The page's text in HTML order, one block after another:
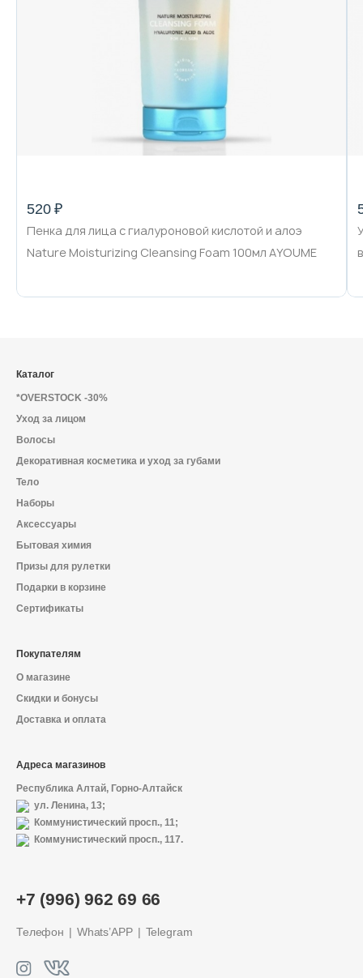
Политика конфиденциальности
520 ₽
Пенка для лица с гиалуроновой кислотой и алоэ
Nature Moisturizing Cleansing Foam 100мл AYOUME
+7 (996) 962 69 66
Телефон Whats’APP Telegram
Каталог
*OVERSTOCK -30%
Уход за лицом
Волосы
Декоративная косметика и уход за губами
Тело
Наборы
Аксессуары
Бытовая химия
Призы для рулетки
Подарки в корзине
Сертификаты
Покупателям
О магазине
Скидки и бонусы
Доставка и оплата
Адреса магазинов
Республика Алтай, Горно-Алтайск
ул. Ленина, 13;
Коммунистический просп., 11;
Коммунистический просп., 117.